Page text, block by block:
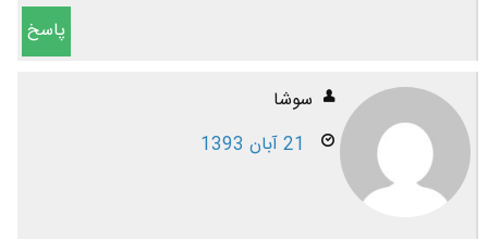
پاسخ
سوشا
21 آبان 1393